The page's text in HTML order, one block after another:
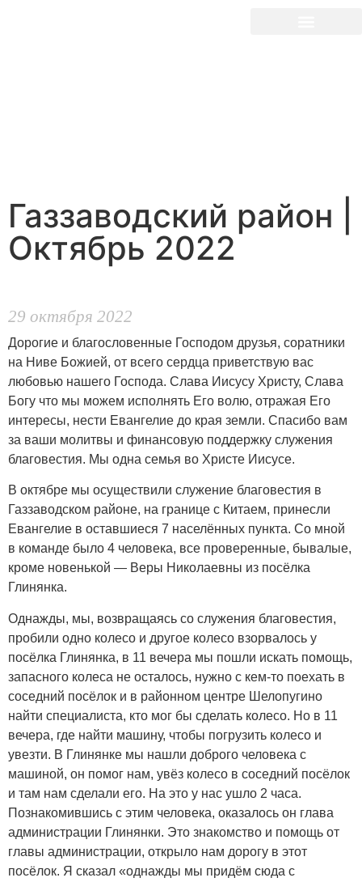
Газзаводский район |
Октябрь 2022
29 октября 2022
Дорогие и благословенные Господом друзья, соратники
на Ниве Божией, от всего сердца приветствую вас
любовью нашего Господа. Слава Иисусу Христу, Слава
Богу что мы можем исполнять Его волю, отражая Его
интересы, нести Евангелие до края земли. Спасибо вам
за ваши молитвы и финансовую поддержку служения
благовестия. Мы одна семья во Христе Иисусе.
В октябре мы осуществили служение благовестия в
Газзаводском районе, на границе с Китаем, принесли
Евангелие в оставшиеся 7 населённых пункта. Со мной
в команде было 4 человека, все проверенные, бывалые,
кроме новенькой — Веры Николаевны из посёлка
Глинянка.
Однажды, мы, возвращаясь со служения благовестия,
пробили одно колесо и другое колесо взорвалось у
посёлка Глинянка, в 11 вечера мы пошли искать помощь,
запасного колеса не осталось, нужно с кем-то поехать в
соседний посёлок и в районном центре Шелопугино
найти специалиста, кто мог бы сделать колесо. Но в 11
вечера, где найти машину, чтобы погрузить колесо и
увезти. В Глинянке мы нашли доброго человека с
машиной, он помог нам, увёз колесо в соседний посёлок
и там нам сделали его. На это у нас ушло 2 часа.
Познакомившись с этим человека, оказалось он глава
администрации Глинянки. Это знакомство и помощь от
главы администрации, открыло нам дорогу в этот
посёлок. Я сказал «однажды мы придём сюда с